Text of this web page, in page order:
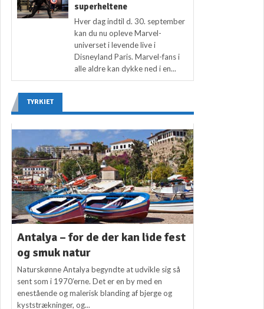
superheltene
Hver dag indtil d. 30. september
kan du nu opleve Marvel-
universet i levende live i
Disneyland Paris. Marvel-fans i
alle aldre kan dykke ned i en...
TYRKIET
Antalya – for de der kan lide fest
og smuk natur
Naturskønne Antalya begyndte at udvikle sig så
sent som i 1970’erne. Det er en by med en
enestående og malerisk blanding af bjerge og
kyststrækninger, og...